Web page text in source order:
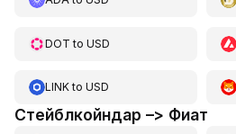
DOT to USD
LINKto USD
Стейблкойндар –> Фиат